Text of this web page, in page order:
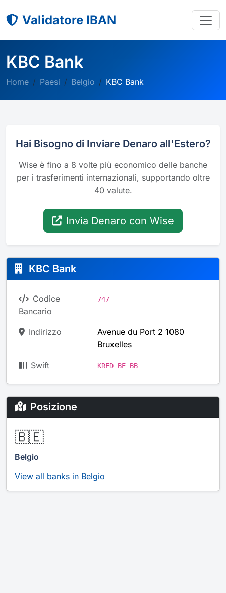
Validatore IBAN
KBC Bank
Home Paesi Belgio KBC Bank
Hai Bisogno di Inviare Denaro all'Estero?
Wise è fino a 8 volte più economico delle banche
per i trasferimenti internazionali, supportando oltre
40 valute.
Invia Denaro con Wise
KBC Bank
Codice
Bancario
747
Indirizzo
Avenue du Port 2 1080
Bruxelles
Swift KRED BE BB
Posizione
🇧🇪
Belgio
View all banks in Belgio